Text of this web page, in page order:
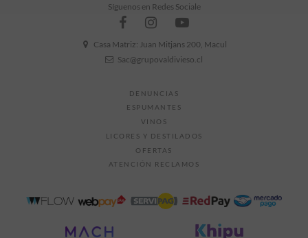
Síguenos en Redes Sociale
Casa Matriz: Juan Mitjans 200, Macul
Sac@grupovaldivieso.cl
DENUNCIAS
ESPUMANTES
VINOS
LICORES Y DESTILADOS
OFERTAS
ATENCIÓN RECLAMOS